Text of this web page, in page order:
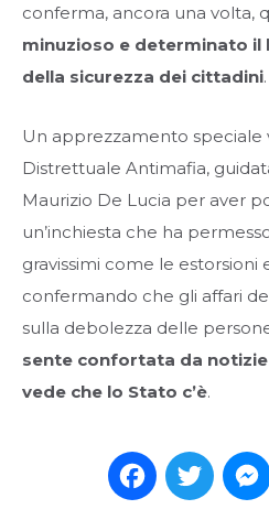
conferma, ancora una volta,
minuzioso e determinato il
della sicurezza dei cittadini.
Un apprezzamento speciale
Distrettuale Antimafia,
Maurizio De Lucia per aver
un’inchiesta che ha
gravissimi come le estorsioni
confermando che gli affari
sulla debolezza delle
sente confortata da
vede che lo Stato c’è.
Facebook